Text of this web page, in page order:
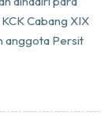
Cabang XIX
anggota Persit